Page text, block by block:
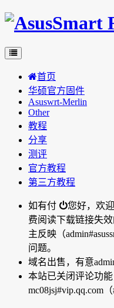
首页
华硕官方固件
Asuswrt-Merlin
Other
教程
分享
测评
官方教程
第三方教程
您好，欢
如有付
费阅读下载链接失
主反映（
问题。
域名出售，有意
本站已关闭评论功
mc08jsj#vip.qq.com（